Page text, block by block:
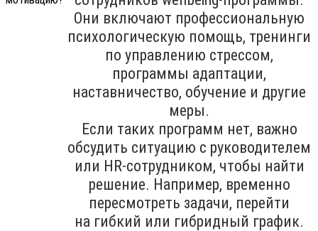
Они включают профессиональную
психологическую помощь, тренинги
по управлению стрессом,
программы адаптации,
наставничество, обучение и другие
меры.
Если таких программ нет, важно
обсудить ситуацию с руководителем
или HR-сотрудником, чтобы найти
решение. Например, временно
пересмотреть задачи, перейти
на гибкий или гибридный график.